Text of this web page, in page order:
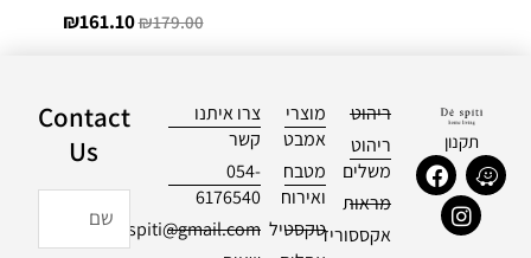
₪179.00
₪161.10
תקנון
W
a
z
e
F
a n
s
t
ריהוט
ריהוט
משלים
מראות
אקססוריז
מוצרי
אמבט
מטבח
ואירוח
טקסטיל
צרו איתנו
קשר
054-
6176540
officialdespiti@gmail.com
Contact
Us